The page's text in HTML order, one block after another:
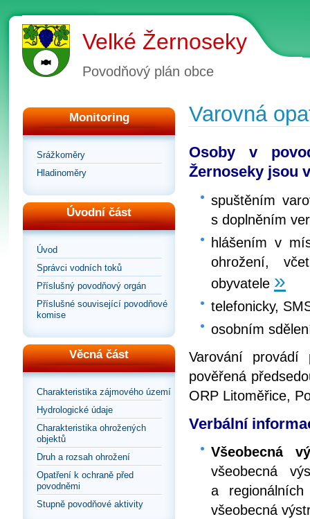
Velké Žernoseky
Povodňový plán obce
Monitoring
Srážkoměry
Hladinoměry
Úvodní část
Úvod
Správci vodních toků
Příslušný povodňový orgán
Příslušné související povodňové
komise
Věcná část
Charakteristika zájmového území
Hydrologické údaje
Charakteristika ohrožených
objektů
Druh a rozsah ohrožení
Opatření k ochraně před
povodněmi
Stupně povodňové aktivity
Varovná
Osoby v
Žernoseky jsou
spuštěním
s doplněním
hlášením v
ohrožení,
obyvatele »
telefonicky,
osobním
Varování provádí
pověřená
ORP Litoměřice,
Verbální
Všeobecná
všeobecná
a regionálních
všeobecná